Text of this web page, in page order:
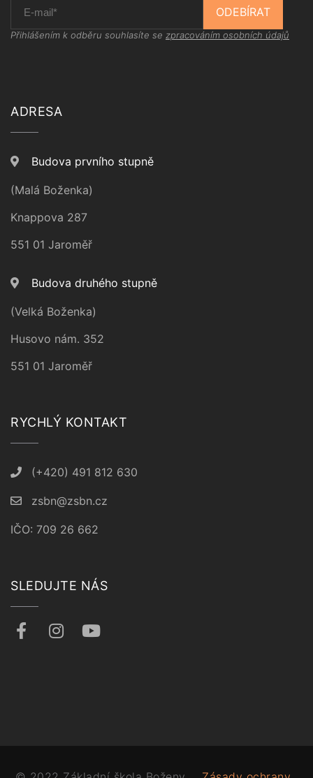
ODEBÍRAT
Přihlášením k odběru souhlasíte se zpracováním osobních údajů
ADRESA
Budova prvního stupně
(Malá Boženka)
Knappova 287
551 01 Jaroměř
Budova druhého stupně
(Velká Boženka)
Husovo nám. 352
551 01 Jaroměř
RYCHLÝ KONTAKT
(+420) 491 812 630
zsbn@zsbn.cz
IČO: 709 26 662
SLEDUJTE NÁS